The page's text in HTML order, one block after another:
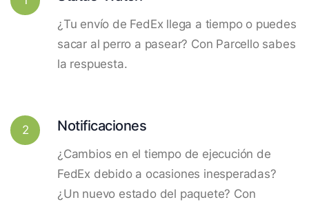
¿Tu envío de FedEx llega a tiempo o puedes
sacar al perro a pasear? Con Parcello sabes
la respuesta.
2 Notificaciones
¿Cambios en el tiempo de ejecución de
FedEx debido a ocasiones inesperadas?
¿Un nuevo estado del paquete? Con